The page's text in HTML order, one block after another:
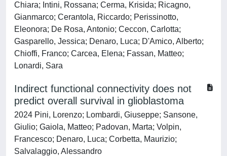
Chiara; Intini, Rossana; Cerma, Krisida; Ricagno,
Gianmarco; Cerantola, Riccardo; Perissinotto,
Eleonora; De Rosa, Antonio; Ceccon, Carlotta;
Gasparello, Jessica; Denaro, Luca; D'Amico, Alberto;
Chioffi, Franco; Carcea, Elena; Fassan, Matteo;
Lonardi, Sara
Indirect functional connectivity does not
predict overall survival in glioblastoma
2024 Pini, Lorenzo; Lombardi, Giuseppe; Sansone,
Giulio; Gaiola, Matteo; Padovan, Marta; Volpin,
Francesco; Denaro, Luca; Corbetta, Maurizio;
Salvalaggio, Alessandro